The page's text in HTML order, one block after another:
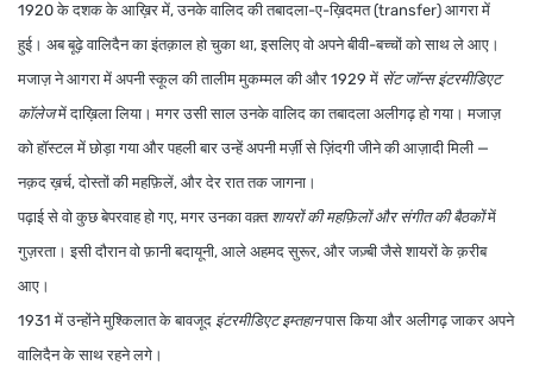
1920 के दशक के आख़िर में, उनके वालिद की तबादला-ए-ख़िदमत (transfer) आगरामें
हुई। अब बूढ़े वालिदैन का इंतक़ाल हो चुका था, इसलिए वो अपने बीवी-बच्चों को साथ ले आए।
मजाज़ ने आगरा में अपनी स्कूल की तालीम मुकम्मल की और 1929 में सेंट जॉन्स इंटरमीडिएट
कॉलेजमें दाख़िला लिया। मगर उसी साल उनके वालिद का तबादला अलीगढ़हो गया। मजाज़
को हॉस्टल में छोड़ा गया और पहली बार उन्हें अपनी मर्ज़ी से ज़िंदगी जीने की आज़ादी मिली —
नक़द ख़र्च, दोस्तों की महफ़िलें, और देर रात तक जागना।
पढ़ाई से वो कुछ बेपरवाह हो गए, मगर उनका वक़्त शायरों की महफ़िलों और संगीत की बैठकोंमें
गुज़रता। इसी दौरान वोफ़ानी बदायूनी, आले अहमद सुरूर, औरजज़्बीजैसे शायरों के क़रीब
आए।
1931 में उन्होंने मुश्किलात के बावजूद इंटरमीडिएट इम्तहानपास किया और अलीगढ़ जाकर अपने
वालिदैन के साथ रहने लगे।